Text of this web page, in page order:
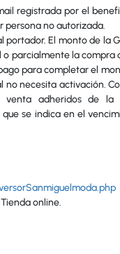
registrada por el
persona no autorizada.
El monto de la
parcialmente la
para completar el
necesita activación.
venta adheridos de
se indica en el
online.